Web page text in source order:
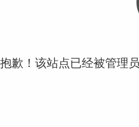
抱歉！该站点已经被管理